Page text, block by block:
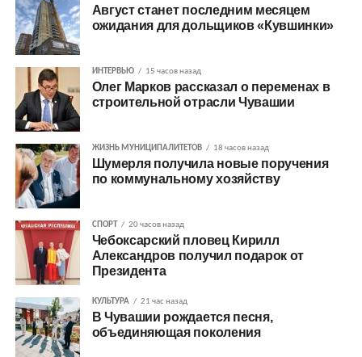
Август станет последним месяцем
ожидания для дольщиков «Кувшинки»
ИНТЕРВЬЮ 15 часов назад
Олег Марков рассказал о переменах в
строительной отрасли Чувашии
ЖИЗНЬ МУНИЦИПАЛИТЕТОВ 18 часов назад
Шумерля получила новые поручения
по коммунальному хозяйству
СПОРТ 20 часов назад
Чебоксарский пловец Кирилл
Александров получил подарок от
Президента
КУЛЬТУРА 21 час назад
В Чувашии рождается песня,
объединяющая поколения